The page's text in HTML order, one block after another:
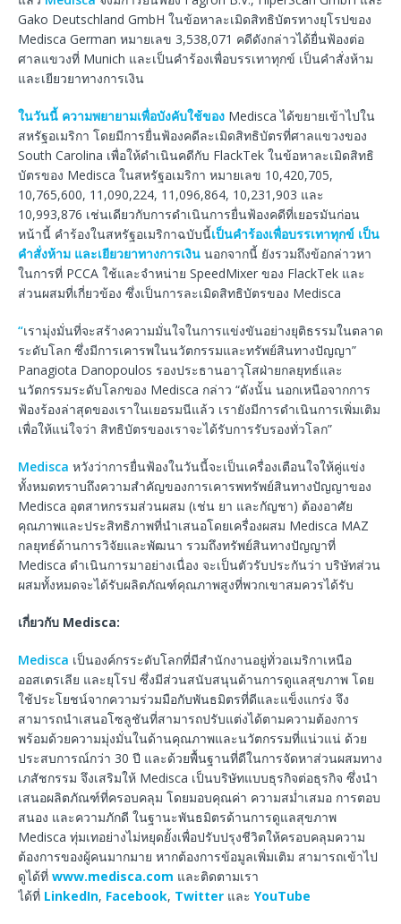
Gako Deutschland GmbH ในข้อหาละเมิดสิทธิบัตรทางยุโรปของ
Medisca German หมายเลข 3,538,071 คดีดังกล่าวได้ยื่นฟ้องต่อ
ศาลแขวงที่ Munich และเป็นคำร้องเพื่อบรรเทาทุกข์ เป็นคำสั่งห้าม
และเยียวยาทางการเงิน
ในวันนี้ ความพยายามเพื่อบังคับใช้ของ Medisca ได้ขยายเข้าไปใน
สหรัฐอเมริกา โดยมีการยื่นฟ้องคดีละเมิดสิทธิบัตรที่ศาลแขวงของ
South Carolina เพื่อให้ดำเนินคดีกับ FlackTek ในข้อหาละเมิดสิทธิ
บัตรของ Medisca ในสหรัฐอเมริกา หมายเลข 10,420,705,
10,765,600, 11,090,224, 11,096,864, 10,231,903 และ
10,993,876 เช่นเดียวกับการดำเนินการยื่นฟ้องคดีที่เยอรมันก่อน
หน้านี้ คำร้องในสหรัฐอเมริกาฉบับนี้เป็นคำร้องเพื่อบรรเทาทุกข์ เป็น
คำสั่งห้าม และเยียวยาทางการเงิน นอกจากนี้ ยังรวมถึงข้อกล่าวหา
ในการที่ PCCA ใช้และจำหน่าย SpeedMixer ของ FlackTek และ
ส่วนผสมที่เกี่ยวข้อง ซึ่งเป็นการละเมิดสิทธิบัตรของ Medisca
“เรามุ่งมั่นที่จะสร้างความมั่นใจในการแข่งขันอย่างยุติธรรมในตลาด
ระดับโลก ซึ่งมีการเคารพในนวัตกรรมและทรัพย์สินทางปัญญา”
Panagiota Danopoulos รองประธานอาวุโสฝ่ายกลยุทธ์และ
นวัตกรรมระดับโลกของ Medisca กล่าว “ดังนั้น นอกเหนือจากการ
ฟ้องร้องล่าสุดของเราในเยอรมนีแล้ว เรายังมีการดำเนินการเพิ่มเติม
เพื่อให้แน่ใจว่า สิทธิบัตรของเราจะได้รับการรับรองทั่วโลก”
Medisca หวังว่าการยื่นฟ้องในวันนี้จะเป็นเครื่องเตือนใจให้คู่แข่ง
ทั้งหมดทราบถึงความสำคัญของการเคารพทรัพย์สินทางปัญญาของ
Medisca อุตสาหกรรมส่วนผสม (เช่น ยา และกัญชา) ต้องอาศัย
คุณภาพและประสิทธิภาพที่นำเสนอโดยเครื่องผสม Medisca MAZ
กลยุทธ์ด้านการวิจัยและพัฒนา รวมถึงทรัพย์สินทางปัญญาที่
Medisca ดำเนินการมาอย่างเนื่อง จะเป็นตัวรับประกันว่า บริษัทส่วน
ผสมทั้งหมดจะได้รับผลิตภัณฑ์คุณภาพสูงที่พวกเขาสมควรได้รับ
เกี่ยวกับ Medisca:
Medisca เป็นองค์กรระดับโลกที่มีสำนักงานอยู่ทั่วอเมริกาเหนือ
ออสเตรเลีย และยุโรป ซึ่งมีส่วนสนับสนุนด้านการดูแลสุขภาพ โดย
ใช้ประโยชน์จากความร่วมมือกับพันธมิตรที่ดีและแข็งแกร่ง จึง
สามารถนำเสนอโซลูชันที่สามารถปรับแต่งได้ตามความต้องการ
พร้อมด้วยความมุ่งมั่นในด้านคุณภาพและนวัตกรรมที่แน่วแน่ ด้วย
ประสบการณ์กว่า 30 ปี และด้วยพื้นฐานที่ดีในการจัดหาส่วนผสมทาง
เภสัชกรรม จึงเสริมให้ Medisca เป็นบริษัทแบบธุรกิจต่อธุรกิจ ซึ่งนำ
เสนอผลิตภัณฑ์ที่ครอบคลุม โดยมอบคุณค่า ความสม่ำเสมอ การตอบ
สนอง และความภักดี ในฐานะพันธมิตรด้านการดูแลสุขภาพ
Medisca ทุ่มเทอย่างไม่หยุดยั้งเพื่อปรับปรุงชีวิตให้ครอบคลุมความ
ต้องการของผู้คนมากมาย หากต้องการข้อมูลเพิ่มเติม สามารถเข้าไป
ดูได้ที่ www.medisca.com และติดตามเรา
ได้ที่ LinkedIn, Facebook, Twitter และ YouTube